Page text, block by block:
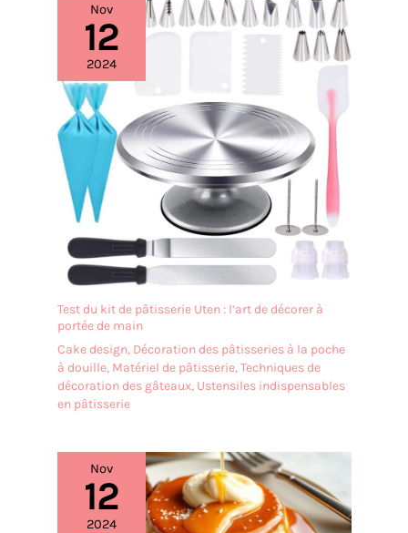
Nov
12
2024
Test du kit de pâtisserie Uten : l’art de décorer à
portée de main
Cake design, Décoration des pâtisseries à la poche
à douille, Matériel de pâtisserie,Techniques de
décoration des gâteaux, Ustensiles indispensables
en pâtisserie
Nov
12
2024